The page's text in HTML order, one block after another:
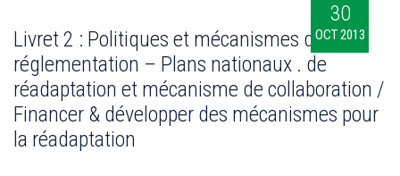
Livret 2 : Politiques et mécanismes de
réglementation – Plans nationaux . de
réadaptation et mécanisme de collaboration /
Financer & développer des mécanismes pour
la réadaptation
30
OCT 2013